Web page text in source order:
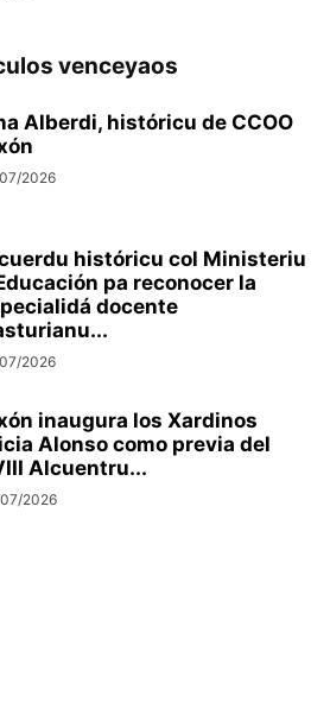
venceyaos
Alberdi, históricu de CCOO
2026
históricu col Ministeriu
pa reconocer la
docente
2026
inaugura los Xardinos
Alonso como previa del
Alcuentru...
2026